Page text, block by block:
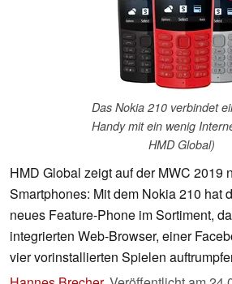
Das Nokia 210 verbindet
Handy mit ein wenig
HMD Global)
HMD Global zeigt auf der MWC 2019
Smartphones: Mit dem Nokia 210 hat
neues Feature-Phone im Sortiment,
integrierten Web-Browser, einer
vier vorinstallierten Spielen